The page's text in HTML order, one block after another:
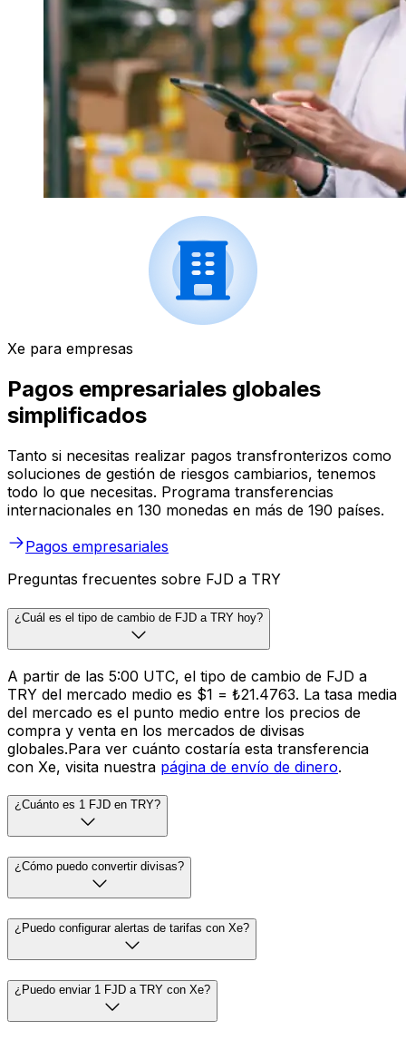
Xe para empresas
Pagos empresariales globales
simplificados
Tanto si necesitas realizar pagos transfronterizos como
soluciones de gestión de riesgos cambiarios, tenemos
todo lo que necesitas. Programa transferencias
internacionales en 130 monedas en más de 190 países.
Pagos empresariales
Preguntas frecuentes sobre FJD a TRY
¿Cuál es el tipo de cambio de FJD a TRY hoy?
A partir de las 5:00 UTC, el tipo de cambio de FJD a
TRY del mercado medio es $1 = ₺21.4763. La tasa media
del mercado es el punto medio entre los precios de
compra y venta en los mercados de divisas
globales.Para ver cuánto costaría esta transferencia
con Xe, visita nuestra página de envío de dinero.
¿Cuánto es 1 FJD en TRY?
¿Cómo puedo convertir divisas?
¿Puedo configurar alertas de tarifas con Xe?
¿Puedo enviar 1 FJD a TRY con Xe?